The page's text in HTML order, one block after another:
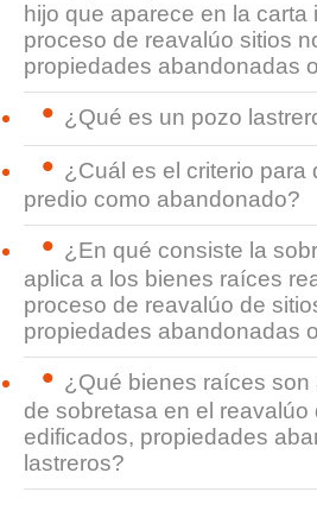
hijo que aparece en la carta
proceso de reavalúo sitios
propiedades abandonadas
¿Qué es un pozo
¿Cuál es el criterio para
predio como abandonado?
¿En qué consiste la
aplica a los bienes raíces
proceso de reavalúo de
propiedades abandonadas
¿Qué bienes raíces son
de sobretasa en el reavalúo
edificados, propiedades
lastreros?